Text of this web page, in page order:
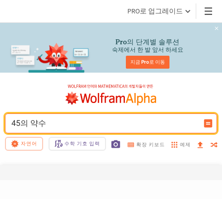
PRO로 업그레이드
Pro의 단계별 솔루션
숙제에서 한 발 앞서 하세요
지금 Pro로 이동
45의 약수
자연어 수학 기호 입력 확장 키보드 예제